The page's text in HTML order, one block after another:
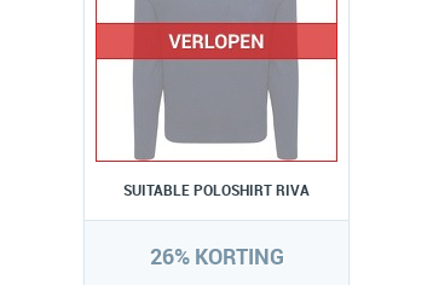
SUITABLE POLOSHIRT RIVA
26% KORTING